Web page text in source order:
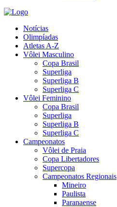
Notícias
Olimpíadas
Atletas A-Z
Vôlei Masculino
Copa Brasil
Superliga
Superliga B
Superliga C
Vôlei Feminino
Copa Brasil
Superliga
Superliga B
Superliga C
Campeonatos
Vôlei de Praia
Copa Libertadores
Supercopa
Campeonatos Regionais
Mineiro
Paulista
Paranaense